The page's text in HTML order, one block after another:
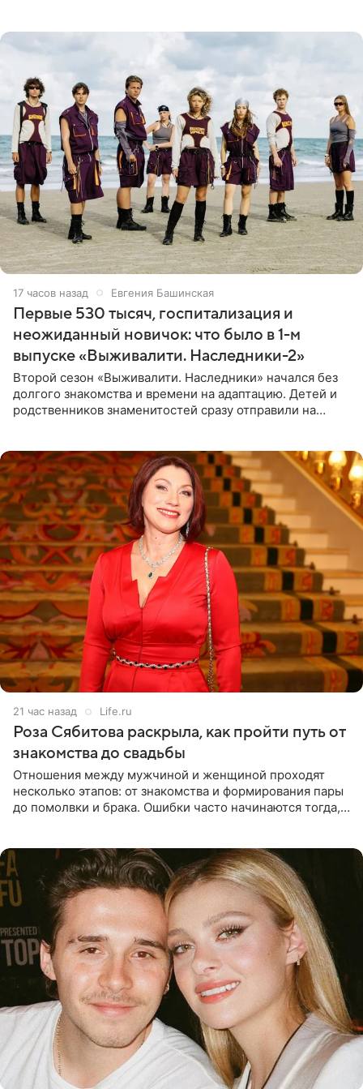
17 часов назад Евгения Башинская
Первые 530 тысяч, госпитализация и
неожиданный новичок: что было в 1-м
выпуске «Выживалити. Наследники-2»
Второй сезон «Выживалити. Наследники» начался без
долгого знакомства и времени на адаптацию. Детей и
родственников знаменитостей сразу отправили на
21 час назад Life.ru
Роза Сябитова раскрыла, как пройти путь от
знакомства до свадьбы
Отношения между мужчиной и женщиной проходят
несколько этапов: от знакомства и формирования пары
до помолвки и брака. Ошибки часто начинаются тогда,